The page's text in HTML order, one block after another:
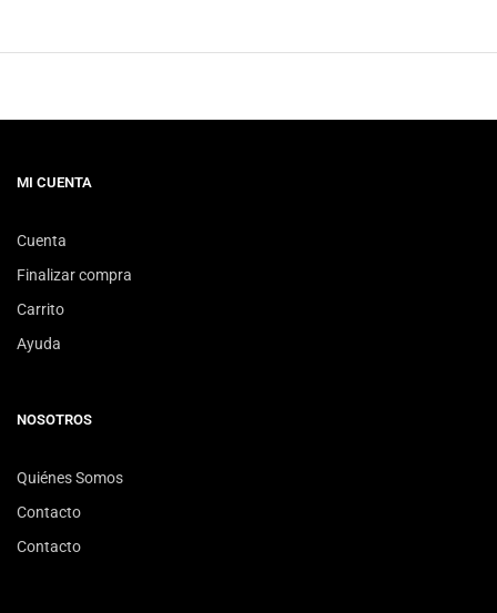
MI CUENTA
Cuenta
Finalizar compra
Carrito
Ayuda
NOSOTROS
Quiénes Somos
Contacto
Contacto